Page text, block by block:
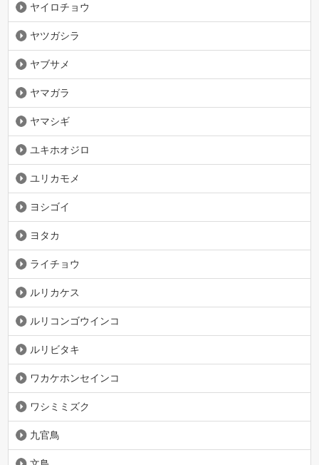
ヤイロチョウ
ヤツガシラ
ヤブサメ
ヤマガラ
ヤマシギ
ユキホオジロ
ユリカモメ
ヨシゴイ
ヨタカ
ライチョウ
ルリカケス
ルリコンゴウインコ
ルリビタキ
ワカケホンセインコ
ワシミミズク
九官鳥